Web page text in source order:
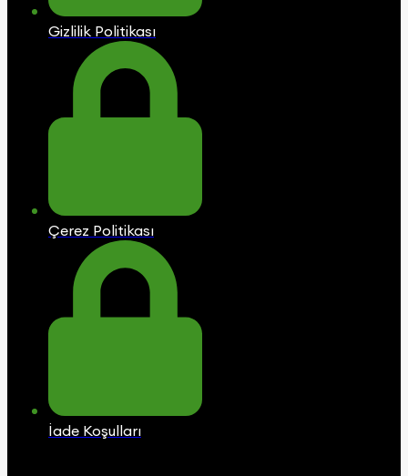
Gizlilik Politikası
Çerez Politikası
İade Koşulları